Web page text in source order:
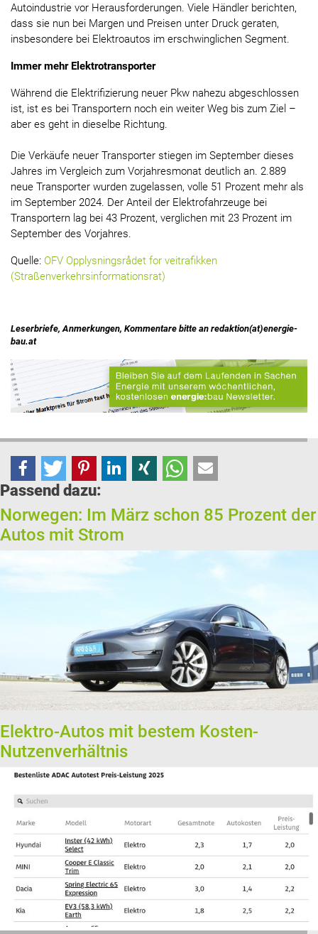
Autoindustrie vor Herausforderungen. Viele Händler berichten,
dass sie nun bei Margen und Preisen unter Druck geraten,
insbesondere bei Elektroautos im erschwinglichen Segment.
Immer mehr Elektrotransporter
Während die Elektrifizierung neuer Pkw nahezu abgeschlossen
ist, ist es bei Transportern noch ein weiter Weg bis zum Ziel –
aber es geht in dieselbe Richtung.
Die Verkäufe neuer Transporter stiegen im September dieses
Jahres im Vergleich zum Vorjahresmonat deutlich an. 2.889
neue Transporter wurden zugelassen, volle 51 Prozent mehr als
im September 2024. Der Anteil der Elektrofahrzeuge bei
Transportern lag bei 43 Prozent, verglichen mit 23 Prozent im
September des Vorjahres.
Quelle: OFV Opplysningsrådet for veitrafikken
(Straßenverkehrsinformationsrat)
Leserbriefe, Anmerkungen, Kommentare bitte an redaktion(at)energie-
bau.at
Passend dazu:
Norwegen: Im März schon 85 Prozent der
Autos mit Strom
Elektro-Autos mit bestem Kosten-
Nutzenverhältnis